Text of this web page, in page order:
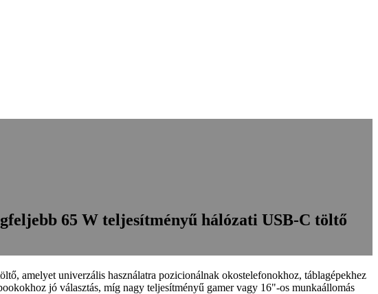
65 W teljesítményű hálózati USB-C töltő
amelyet univerzális használatra pozicionálnak okostelefonokhoz, táblagépekhez
jó választás, míg nagy teljesítményű gamer vagy 16"-os munkaállomás